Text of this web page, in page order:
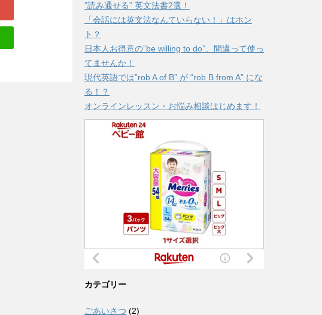
”読み通せる” 英文法書2選！
「会話には英文法なんていらない！」はホン
ト？
日本人お得意の”be willing to do”、間違って使っ
てませんか！
現代英語では”rob A of B” が “rob B from A” にな
る！？
オンラインレッスン・お悩み相談はじめます！
カテゴリー
ごあいさつ (2)